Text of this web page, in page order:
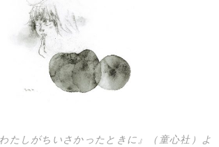
たしがちいさかったときに』（童心社）よ